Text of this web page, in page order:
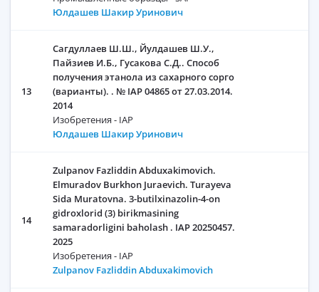
Юлдашев Шакир Уринович
13
Сагдуллаев Ш.Ш., Йулдашев Ш.У.,
Пайзиев И.Б., Гусакова С.Д.. Способ
получения этанола из сахарного сорго
(варианты). . № IAP 04865 от 27.03.2014.
2014
Изобретения - IAP
Юлдашев Шакир Уринович
14
Zulpanov Fazliddin Abduxakimovich.
Elmuradov Burkhon Juraevich. Turayeva
Sida Muratovna. 3-butilxinazolin-4-on
gidroxlorid (3) birikmasining
samaradorligini baholash . IAP 20250457.
2025
Изобретения - IAP
Zulpanov Fazliddin Abduxakimovich